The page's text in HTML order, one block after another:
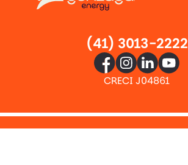
(41) 3013-2222
CRECI J04861